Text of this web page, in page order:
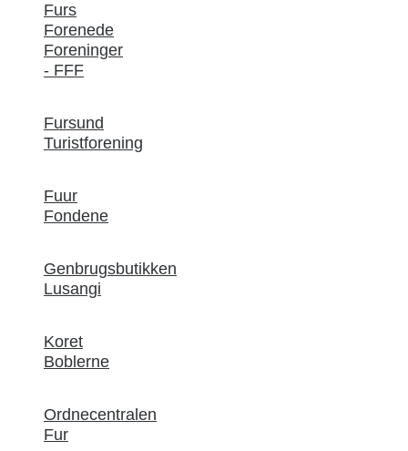
Furs
Forenede
Foreninger
- FFF
Fursund
Turistforening
Fuur
Fondene
Genbrugsbutikken
Lusangi
Koret
Boblerne
Ordnecentralen
Fur